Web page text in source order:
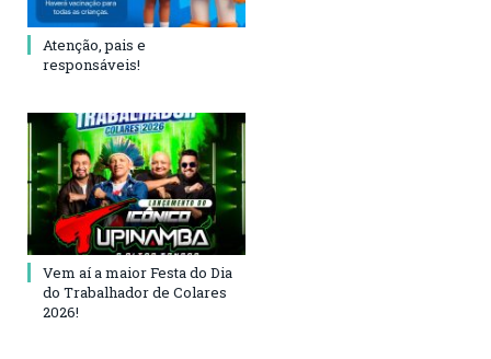
Atenção, pais e
responsáveis!
Vem aí a maior Festa do Dia
do Trabalhador de Colares
2026!